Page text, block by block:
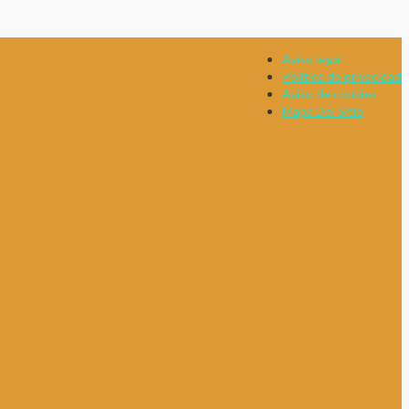
Aviso legal
Política de privacidad
Aviso de cookies
Mapa Del Sitio